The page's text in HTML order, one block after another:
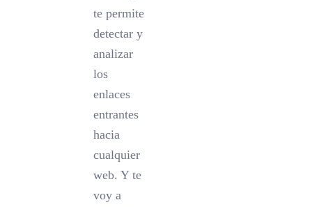
te permite
detectar y
analizar
los
enlaces
entrantes
hacia
cualquier
web. Y te
voy a